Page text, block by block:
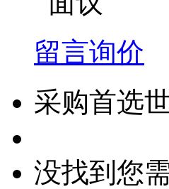
留言询价
采购首选
没找到您